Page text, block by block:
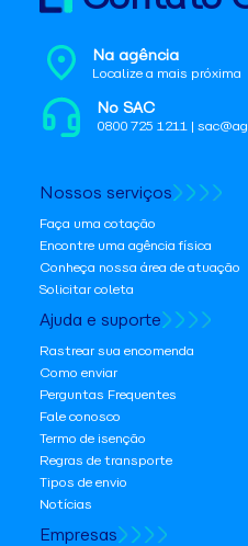
Na agência
Localize a mais próxima
No SAC
0800 725 1211 |
Nossos serviços
Faça uma cotação
Encontre uma agência física
Conheça nossa área de atuação
Solicitar coleta
Ajuda e suporte
Rastrear sua encomenda
Como enviar
Perguntas Frequentes
Fale conosco
Termo de isenção
Regras de transporte
Tipos de envio
Notícias
Empresas